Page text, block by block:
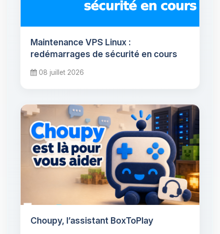
Maintenance VPS Linux :
redémarrages de sécurité en cours
08 juillet 2026
Choupy, l’assistant BoxToPlay